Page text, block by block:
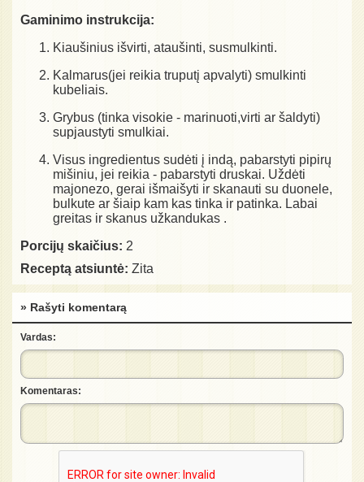
Gaminimo instrukcija:
Kiaušinius išvirti, ataušinti, susmulkinti.
Kalmarus(jei reikia truputį apvalyti) smulkinti
kubeliais.
Grybus (tinka visokie - marinuoti,virti ar šaldyti)
supjaustyti smulkiai.
Visus ingredientus sudėti į indą, pabarstyti pipirų
mišiniu, jei reikia - pabarstyti druskai. Uždėti
majonezo, gerai išmaišyti ir skanauti su duonele,
bulkute ar šiaip kam kas tinka ir patinka. Labai
greitas ir skanus užkandukas .
Porcijų skaičius: 2
Receptą atsiuntė: Zita
» Rašyti komentarą
Vardas:
Komentaras: